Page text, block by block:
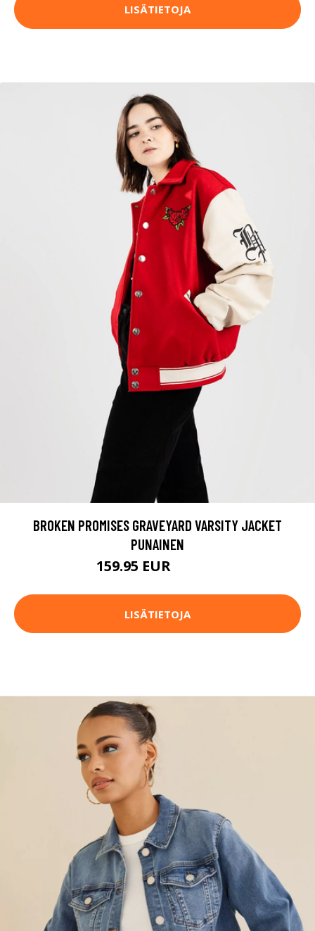
LISÄTIETOJA
BROKEN PROMISES GRAVEYARD VARSITY JACKET
PUNAINEN
159.95 EUR
LISÄTIETOJA